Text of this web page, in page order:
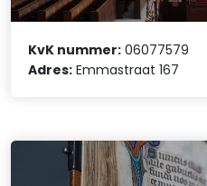
KvK nummer: 06077579
Adres: Emmastraat 167